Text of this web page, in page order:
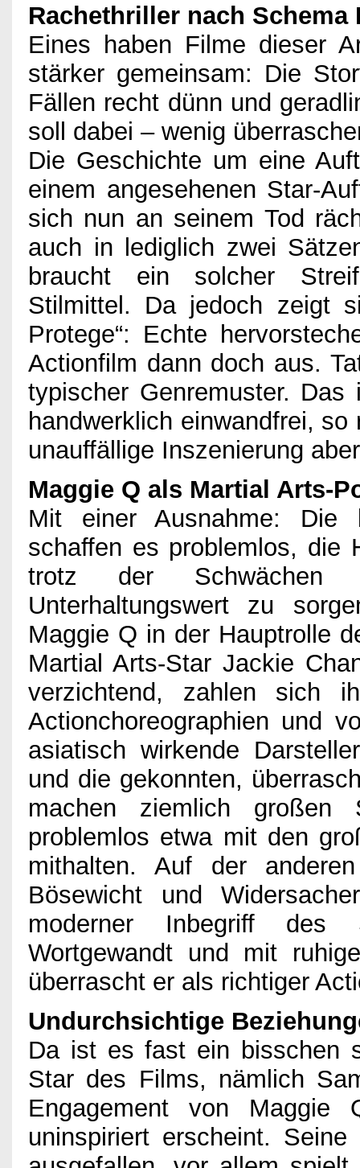
Rachethriller nach Schema
Eines haben Filme dieser
stärker gemeinsam: Die
Fällen recht dünn und
soll dabei – wenig
Die Geschichte um eine
einem angesehenen Star-
sich nun an seinem Tod
auch in lediglich zwei
braucht ein solcher
Stilmittel. Da jedoch zeigt
Protege“: Echte
Actionfilm dann doch aus.
typischer Genremuster.
handwerklich einwandfrei,
unauffällige Inszenierung
Maggie Q als Martial Arts-
Mit einer Ausnahme: Die
schaffen es problemlos, die
trotz der Schwächen
Unterhaltungswert zu
Maggie Q in der Hauptrolle
Martial Arts-Star Jackie
verzichtend, zahlen sich
Actionchoreographien und
asiatisch wirkende
und die gekonnten,
machen ziemlich
problemlos etwa mit den
mithalten. Auf der
Bösewicht und
moderner Inbegriff des
Wortgewandt und mit
überrascht er als richtiger
Undurchsichtige
Da ist es fast ein bisschen
Star des Films, nämlich
Engagement von Maggie
uninspiriert erscheint.